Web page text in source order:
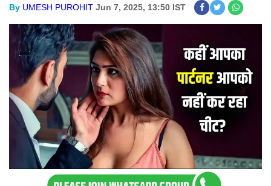
By UMESH PUROHIT Jun 7, 2025, 13:50 IST